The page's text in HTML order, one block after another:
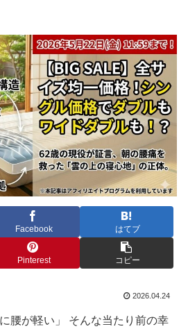
Facebook はてブ
Pinterest コピー
2026.04.24
腰が軽い」 そんな当たり前の幸